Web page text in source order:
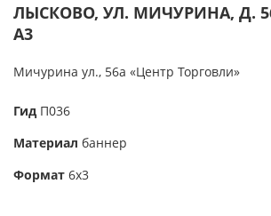
ЛЫСКОВО, УЛ. МИЧУРИНА, Д.
А3
Мичурина ул., 56а «Центр Торговли»
Гид П036
Материал баннер
Формат 6х3